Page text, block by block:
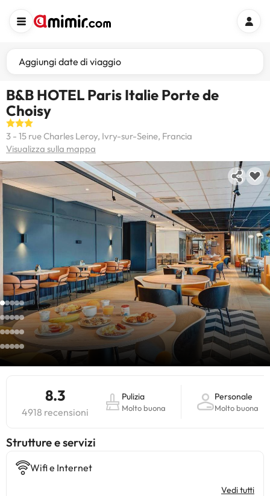
Aggiungi date di viaggio
B&B HOTEL Paris Italie Porte de
Choisy
3 - 15 rue Charles Leroy, Ivry-sur-Seine, Francia
Visualizza sulla mappa
8.3
4918 recensioni
Pulizia
Molto buona
Personale
Molto buona
​Strutture e servizi
Wifi e Internet
Vedi tutti